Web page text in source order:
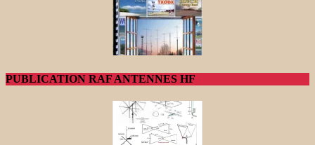
PUBLICATION RAF ANTENNES HF